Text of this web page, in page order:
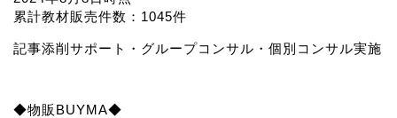
累計教材販売件数：1045件
記事添削サポート・グループコンサル・個別コンサル実施
◆物販BUYMA◆